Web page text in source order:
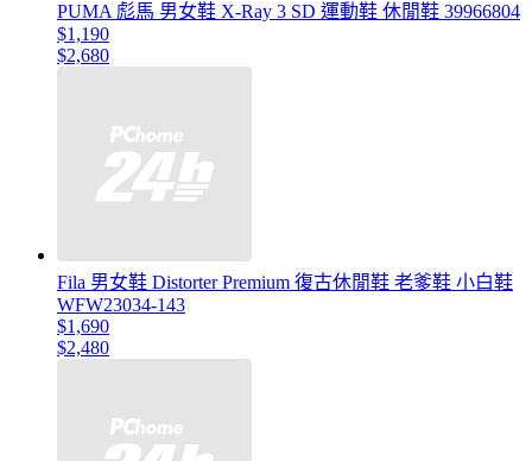
PUMA 彪馬 男女鞋 X-Ray 3 SD 運動鞋 休閒鞋 39966804
$1,190
$2,680
Fila 男女鞋 Distorter Premium 復古休閒鞋 老爹鞋 小白鞋
WFW23034-143
$1,690
$2,480